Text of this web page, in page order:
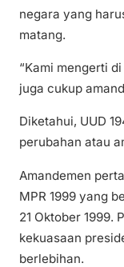
negara yang
matang.
“Kami mengerti
juga cukup
Diketahui, UUD
perubahan atau
Amandemen
MPR 1999 yang
21 Oktober 1999.
kekuasaan
berlebihan.